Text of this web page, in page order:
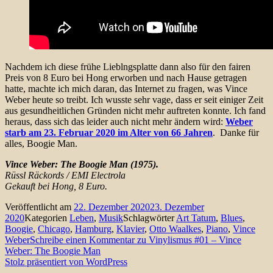
Nachdem ich diese frühe Lieblngsplatte dann also für den fairen
Preis von 8 Euro bei Hong erworben und nach Hause getragen
hatte, machte ich mich daran, das Internet zu fragen, was Vince
Weber heute so treibt. Ich wusste sehr vage, dass er seit einiger Zeit
aus gesundheitlichen Gründen nicht mehr auftreten konnte. Ich fand
heraus, dass sich das leider auch nicht mehr ändern wird: Weber
starb am 23. Februar 2020 im Alter von 66 Jahren. Danke für
alles, Boogie Man.
Vince Weber: The Boogie Man (1975).
Rüssl Räckords / EMI Electrola
Gekauft bei Hong, 8 Euro.
Veröffentlicht am 22. Dezember 202023. Dezember
2020Kategorien Leben, MusikSchlagwörterArt Tatum, Blues,
Boogie, Chicago, Hamburg, Klavier, Otto Waalkes, Piano, Vince
WeberSchreibe einen Kommentarzu Vinylismus #01 – Vince
Weber: The Boogie Man
Stolz präsentiert von WordPress